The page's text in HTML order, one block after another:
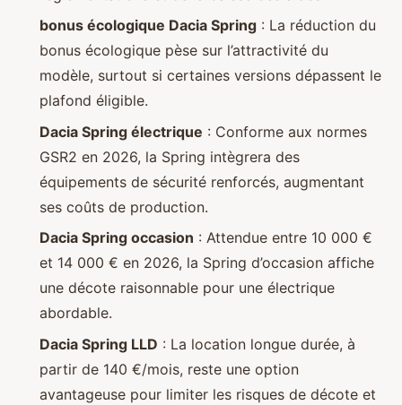
bonus écologique Dacia Spring : La réduction du
bonus écologique pèse sur l’attractivité du
modèle, surtout si certaines versions dépassent le
plafond éligible.
Dacia Spring électrique : Conforme aux normes
GSR2 en 2026, la Spring intègrera des
équipements de sécurité renforcés, augmentant
ses coûts de production.
Dacia Spring occasion : Attendue entre 10 000 €
et 14 000 € en 2026, la Spring d’occasion affiche
une décote raisonnable pour une électrique
abordable.
Dacia Spring LLD : La location longue durée, à
partir de 140 €/mois, reste une option
avantageuse pour limiter les risques de décote et